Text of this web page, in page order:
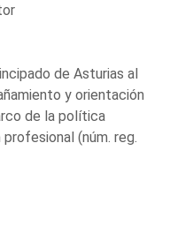
de Asturias al
y orientación
de la política
(núm. reg.